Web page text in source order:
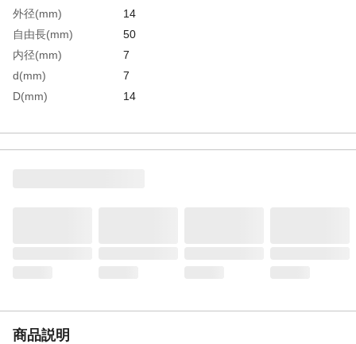
外径(mm)
14
自由長(mm)
50
内径(mm)
7
d(mm)
7
D(mm)
14
生産国
中国
商品説明